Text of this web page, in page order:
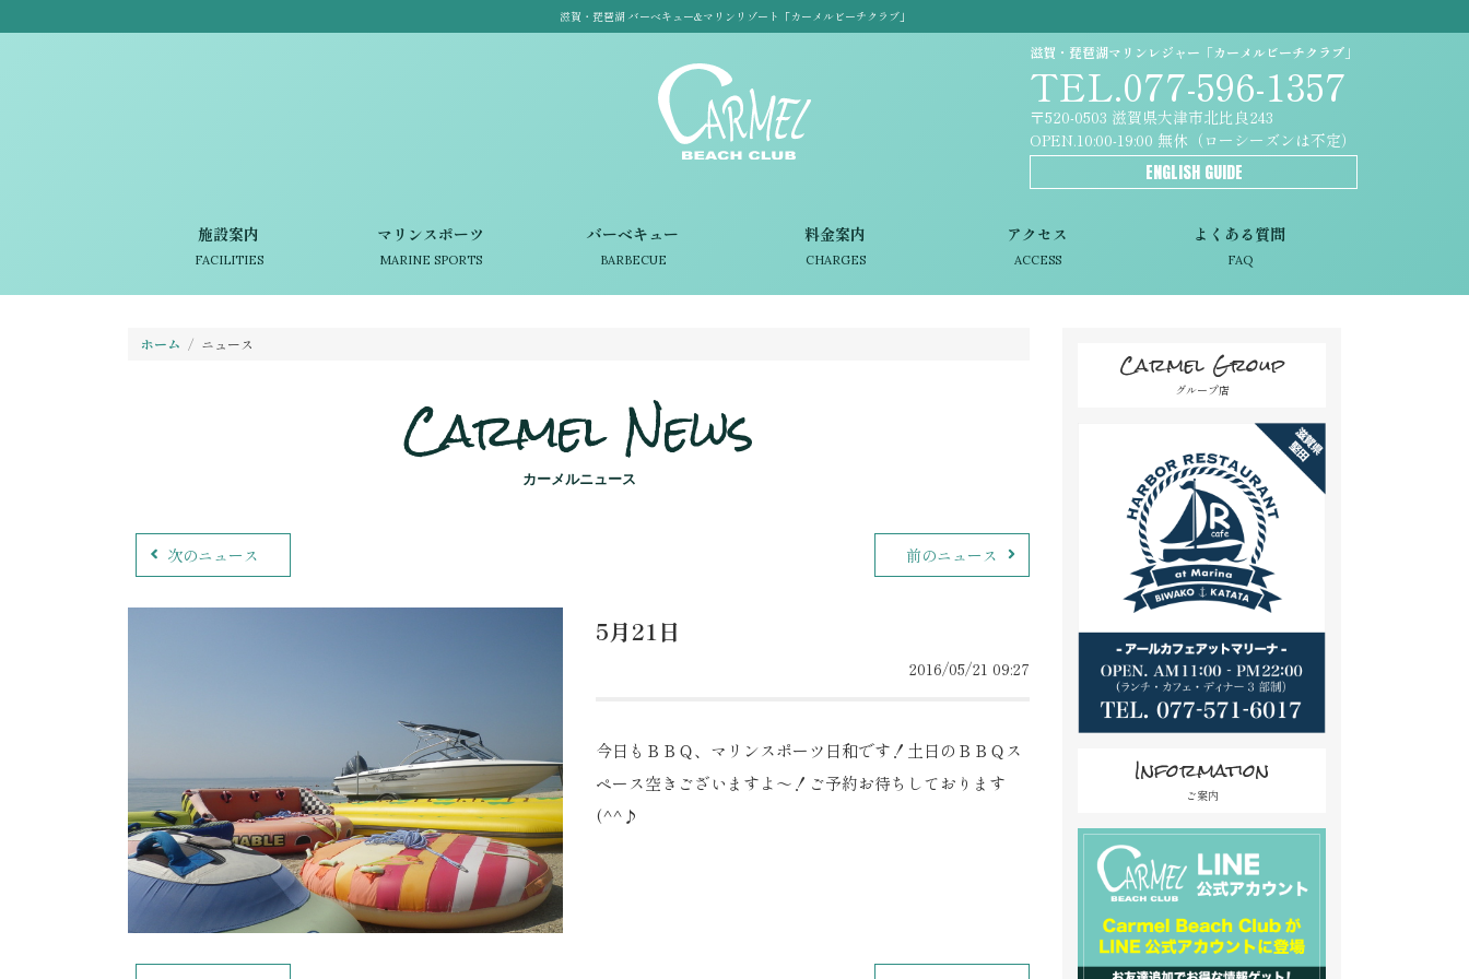
滋賀・琵琶湖 バーベキュー&マリンリゾート「カーメルビーチクラブ」
施設案内
FACILITIES
マリンスポーツ
MARINE SPORTS
バーベキュー
BARBECUE
料金案内
CHARGES
アクセス
ACCESS
よくある質問
FAQ
滋賀・琵琶湖マリンレジャー「カーメルビーチクラブ」
TEL.077-596-1357
〒520-0503 滋賀県大津市北比良243
OPEN.10:00-19:00 無休（ローシーズンは不定）
ENGLISH GUIDE
ホーム ニュース
Carmel News
カーメルニュース
次のニュース 前のニュース
5月21日
2016/05/21 09:27
今日もＢＢＱ、マリンスポーツ日和です！土日のＢＢＱス
ペース空きございますよ～！ご予約お待ちしております
(^^♪
Carmel Group
グループ店
Information
ご案内